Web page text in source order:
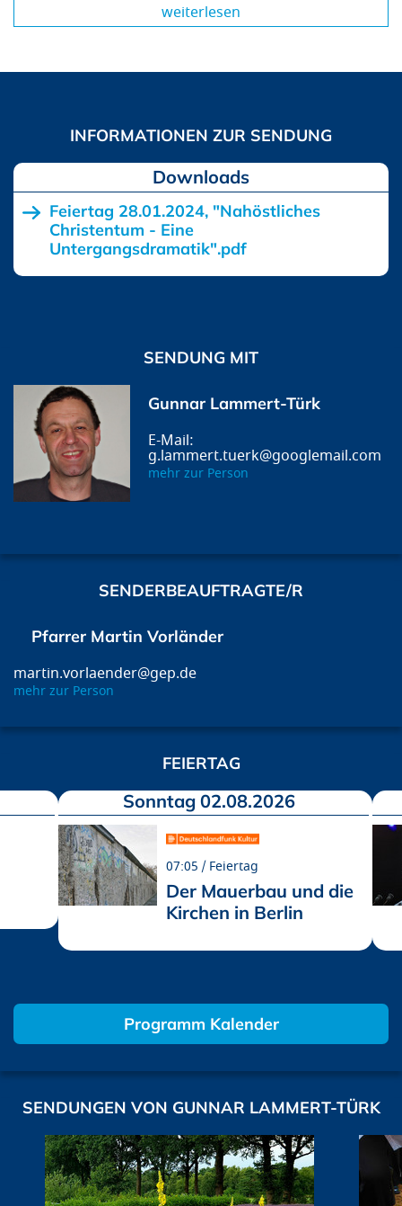
weiterlesen
Downloads
Feiertag 28.01.2024, "Nahöstliches
Christentum - Eine
Untergangsdramatik".pdf
SENDUNG MIT
Gunnar Lammert-Türk
g.lammert.tuerk@googlemail.com
mehr zur Person
SENDERBEAUFTRAGTE/R
Pfarrer Martin Vorländer
martin.vorlaender@gep.de
mehr zur Person
FEIERTAG
Sonntag 02.08.2026
07:05 Feiertag
Der Mauerbau und die
Kirchen in Berlin
Programm Kalender
SENDUNGEN VON GUNNAR LAMMERT-TÜRK